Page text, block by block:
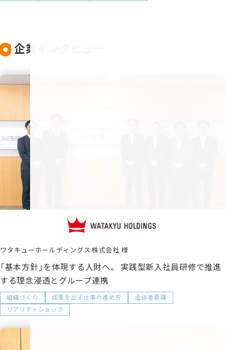
企業インタビュー
ワタキューホールディングス株式会社
「基本方針」を体現する人財へ。 実践型新入社員研修で推進
する理念浸透とグループ連携
組織づくり 成果を出す仕事の進め方
主体者意識
リアリティショック